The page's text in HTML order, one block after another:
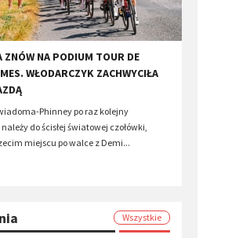
ZNÓW NA PODIUM TOUR DE
WŁODARCZYK ZACHWYCIŁA
Phinney po raz kolejny
do ścisłej światowej czołówki,
miejscu po walce z Demi...
Wszystkie